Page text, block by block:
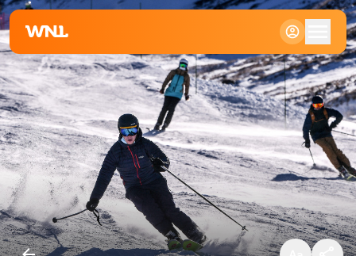
Klein
Standaard
Groot